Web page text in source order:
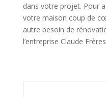
dans votre projet. Pour
votre maison coup de
autre besoin de
l’entreprise Claude